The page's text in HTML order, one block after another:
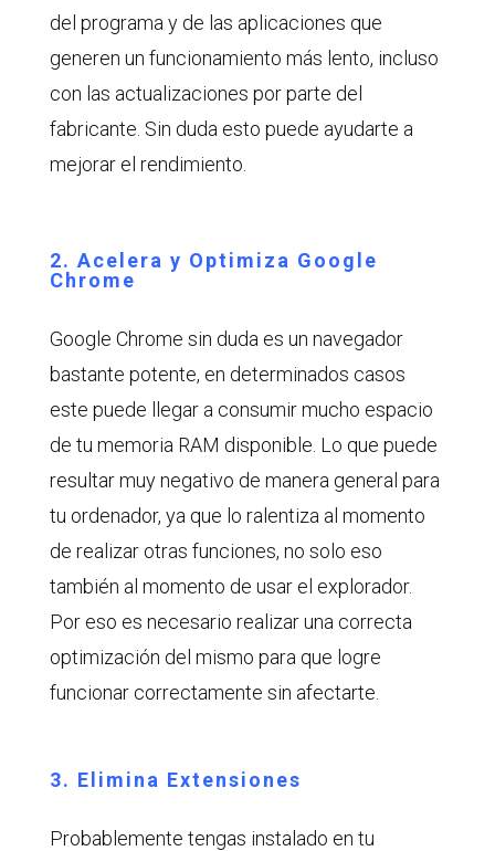
del programa y de las aplicaciones que
generen un funcionamiento más lento, incluso
con las actualizaciones por parte del
fabricante. Sin duda esto puede ayudarte a
mejorar el rendimiento.
2. Acelera y Optimiza Google
Chrome
Google Chrome sin duda es un navegador
bastante potente, en determinados casos
este puede llegar a consumir mucho espacio
de tu memoria RAM disponible. Lo que puede
resultar muy negativo de manera general para
tu ordenador, ya que lo ralentiza al momento
de realizar otras funciones, no solo eso
también al momento de usar el explorador.
Por eso es necesario realizar una correcta
optimización del mismo para que logre
funcionar correctamente sin afectarte.
3. Elimina Extensiones
Probablemente tengas instalado en tu